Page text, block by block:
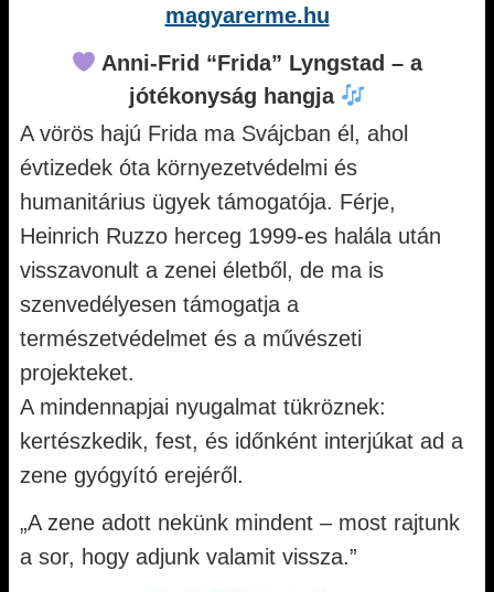
magyarerme.hu
Anni-Frid “Frida” Lyngstad – a
jótékonyság hangja
A vörös hajú Frida ma Svájcban él, ahol
évtizedek óta környezetvédelmi és
humanitárius ügyek támogatója. Férje,
Heinrich Ruzzo herceg 1999-es halála után
visszavonult a zenei életből, de ma is
szenvedélyesen támogatja a
természetvédelmet és a művészeti
projekteket.
A mindennapjai nyugalmat tükröznek:
kertészkedik, fest, és időnként interjúkat ad a
zene gyógyító erejéről.
„A zene adott nekünk mindent – most rajtunk
a sor, hogy adjunk valamit vissza.”